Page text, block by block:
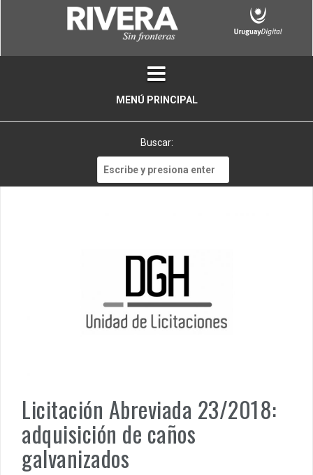
MENÚ PRINCIPAL
Buscar:
Licitación Abreviada 23/2018:
adquisición de caños
galvanizados